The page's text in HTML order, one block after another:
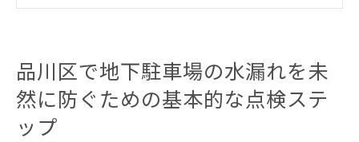
点検記録の取り方とその活用法
地下駐車場での水漏れ問題を解決するための重
要なチェックポイント
品川区で地下駐車場の水漏れを未
然に防ぐための基本的な点検ステ
ップ